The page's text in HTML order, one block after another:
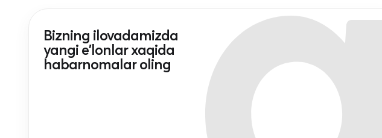
Bizning ilovadamizda
yangi e'lonlar xaqida
habarnomalar oling